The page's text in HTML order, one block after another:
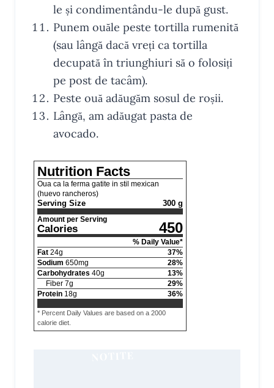
le și condimentându-le după gust.
Punem ouăle peste tortilla rumenită
(sau lângă dacă vreți ca tortilla
decupată în triunghiuri să o folosiți
pe post de tacâm).
Peste ouă adăugăm sosul de roșii.
Lângă, am adăugat pasta de
avocado.
Nutrition Facts
Oua ca la ferma gatite in stil mexican
(huevo rancheros)
Serving Size 300 g
Amount per Serving
Calories 450
% Daily Value*
Fat 24g 37%
Sodium 650mg 28%
Carbohydrates 40g 13%
Fiber 7g 29%
Protein 18g 36%
* Percent Daily Values are based on a 2000
calorie diet.